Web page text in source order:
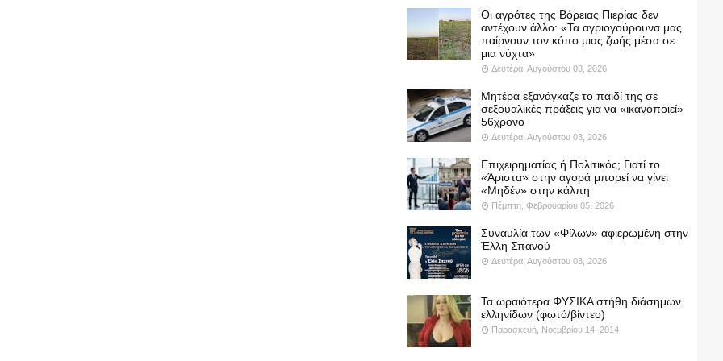
Οι αγρότες της Βόρειας Πιερίας δεν
αντέχουν άλλο: «Τα αγριογούρουνα μας
παίρνουν τον κόπο μιας ζωής μέσα σε
μια νύχτα»
Δευτέρα, Αυγούστου 03, 2026
Μητέρα εξανάγκαζε το παιδί της σε
σεξουαλικές πράξεις για να «ικανοποιεί»
56χρονο
Δευτέρα, Αυγούστου 03, 2026
Επιχειρηματίας ή Πολιτικός; Γιατί το
«Άριστα» στην αγορά μπορεί να γίνει
«Μηδέν» στην κάλπη
Πέμπτη, Φεβρουαρίου 05, 2026
Συναυλία των «Φίλων» αφιερωμένη στην
Έλλη Σπανού
Δευτέρα, Αυγούστου 03, 2026
Τα ωραιότερα ΦΥΣΙΚΑ στήθη διάσημων
ελληνίδων (φωτό/βίντεο)
Παρασκευή, Νοεμβρίου 14, 2014